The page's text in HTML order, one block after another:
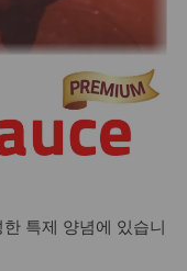
특제 양념에 있습니